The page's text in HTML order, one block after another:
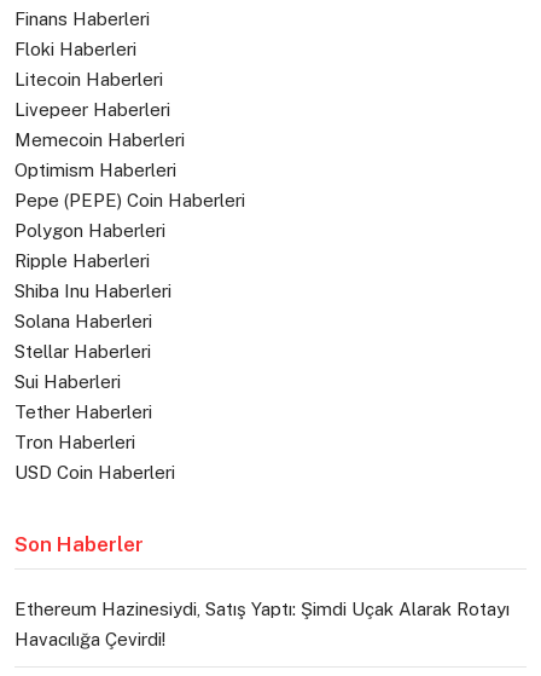
Finans Haberleri
Floki Haberleri
Litecoin Haberleri
Livepeer Haberleri
Memecoin Haberleri
Optimism Haberleri
Pepe (PEPE) Coin Haberleri
Polygon Haberleri
Ripple Haberleri
Shiba Inu Haberleri
Solana Haberleri
Stellar Haberleri
Sui Haberleri
Tether Haberleri
Tron Haberleri
USD Coin Haberleri
Son Haberler
Ethereum Hazinesiydi, Satış Yaptı: Şimdi Uçak Alarak Rotayı
Havacılığa Çevirdi!